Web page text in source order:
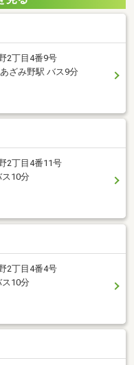
2丁目4番9号
ざみ野駅 バス9分
2丁目4番11号
10分
2丁目4番4号
10分